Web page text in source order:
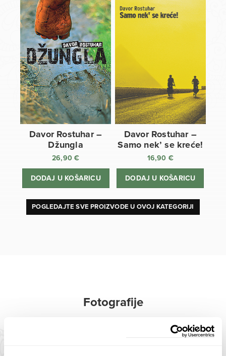
Davor Rostuhar –
Džungla
26,90€
DODAJ U KOŠARICU
Davor Rostuhar –
Samo nek’ se kreće!
16,90 €
DODAJ U KOŠARICU
POGLEDAJTE SVE PROIZVODE U OVOJ KATEGORIJI
Fotografije